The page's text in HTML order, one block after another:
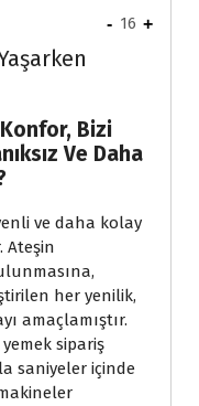
Konfor, Bizi
Ve Daha
ve daha kolay
Ateşin
her yenilik,
amaçlamıştır.
sipariş
saniyeler içinde
- 16 +